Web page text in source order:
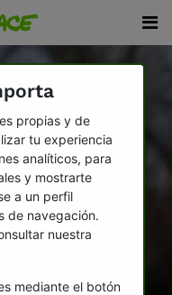
propias y de
tu experiencia
analíticos, para
y mostrarte
a un perfil
de navegación.
nuestra
mediante el botón